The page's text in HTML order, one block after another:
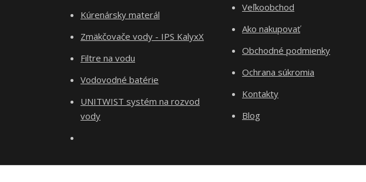
Kúrenársky materál
Zmäkčovače vody - IPS KalyxX
Filtre na vodu
Vodovodné batérie
UNITWIST systém na rozvod
vody
Veľkoobchod
Ako nakupovať
Obchodné podmienky
Ochrana súkromia
Kontakty
Blog